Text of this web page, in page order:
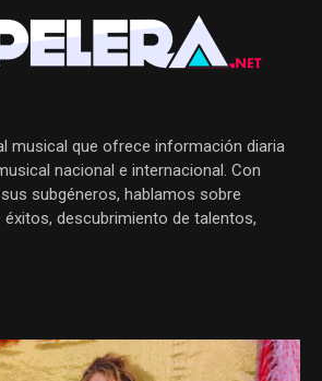
musical que ofrece información diaria
nacional e internacional. Con
subgéneros, hablamos sobre
descubrimiento de talentos,